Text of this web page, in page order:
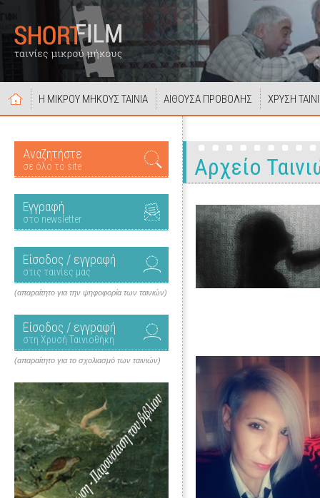
Η ΜΙΚΡΟΥ ΜΗΚΟΥΣ ΤΑΙΝΙΑ ΑΙΘΟΥΣΑ ΠΡΟΒΟΛΗΣ ΧΡΥΣΗ
Αναζητήστε
σε όλο το site
Εγγραφή
στο newsletter
Είσοδος / εγγραφή
στις ταινίες μας
(απαραίτητο για την ψηφοφορία των ταινιών)
Είσοδος / εγγραφή
στη Χρυσή Ταινιοθήκη
(απαραίτητο για το σχολιασμό των ταινιών)
Αρχείο